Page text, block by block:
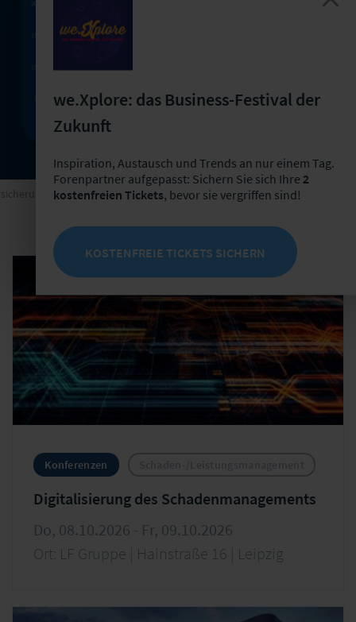
Leipzig
Konferenzen
Digitalisierung des Schadenmanagements
Do, 08.10.2026 - Fr, 09.10.2026
Ort: LF Gruppe | Hainstraße 16 | Leipzig
we.Xplore: das Business-Festival der
Zukunft
Inspiration, Austausch und Trends an nur einem Tag.
Forenpartner aufgepasst: Sichern Sie sich Ihre 2
kostenfreien Tickets, bevor sie vergriffen sind!
KOSTENFREIE TICKETS SICHERN